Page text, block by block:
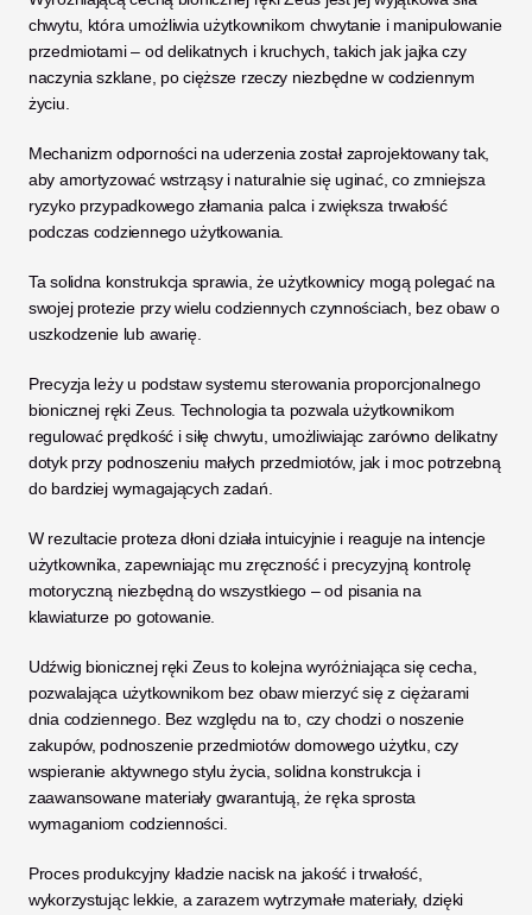
chwytu, która umożliwia użytkownikom chwytanie i manipulowanie
przedmiotami – od delikatnych i kruchych, takich jak jajka czy
naczynia szklane, po cięższe rzeczy niezbędne w codziennym
życiu.
Mechanizm odporności na uderzenia został zaprojektowany tak,
aby amortyzować wstrząsy i naturalnie się uginać, co zmniejsza
ryzyko przypadkowego złamania palca i zwiększa trwałość
podczas codziennego użytkowania.
Ta solidna konstrukcja sprawia, że użytkownicy mogą polegać na
swojej protezie przy wielu codziennych czynnościach, bez obaw o
uszkodzenie lub awarię.
Precyzja leży u podstaw systemu sterowania proporcjonalnego
bionicznej ręki Zeus. Technologia ta pozwala użytkownikom
regulować prędkość i siłę chwytu, umożliwiając zarówno delikatny
dotyk przy podnoszeniu małych przedmiotów, jak i moc potrzebną
do bardziej wymagających zadań.
W rezultacie proteza dłoni działa intuicyjnie i reaguje na intencje
użytkownika, zapewniając mu zręczność i precyzyjną kontrolę
motoryczną niezbędną do wszystkiego – od pisania na
klawiaturze po gotowanie.
Udźwig bionicznej ręki Zeus to kolejna wyróżniająca się cecha,
pozwalająca użytkownikom bez obaw mierzyć się z ciężarami
dnia codziennego. Bez względu na to, czy chodzi o noszenie
zakupów, podnoszenie przedmiotów domowego użytku, czy
wspieranie aktywnego stylu życia, solidna konstrukcja i
zaawansowane materiały gwarantują, że ręka sprosta
wymaganiom codzienności.
Proces produkcyjny kładzie nacisk na jakość i trwałość,
wykorzystując lekkie, a zarazem wytrzymałe materiały, dzięki